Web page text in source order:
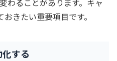
わることがあります。キャ
きたい重要項目です。
する